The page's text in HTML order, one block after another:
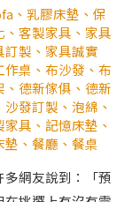
、 乳膠床墊 、 保
、 客製家具 、 家具
訂製 、 家具誠實
作桌 、 布沙發 、 布
、 德新傢俱 、 德新
沙發訂製 、 泡綿 、
家具 、 記憶床墊 、
墊 、 餐廳 、 餐桌
網友說到：「預